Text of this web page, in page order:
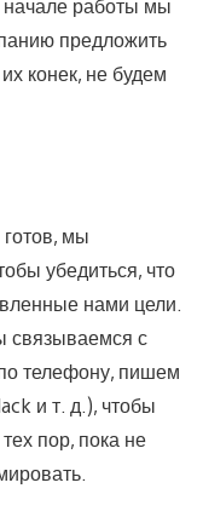
работы мы
предложить
конек, не будем
мы
убедиться, что
нами цели.
связываемся с
телефону, пишем
и т. д.), чтобы
пор, пока не